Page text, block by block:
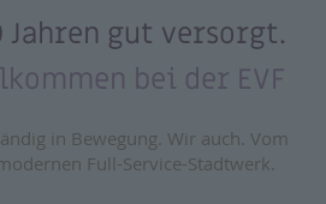
Jahren gut versorgt.
bei der EVF
in Bewegung. Wir auch. Vom
Full-Service-Stadtwerk.